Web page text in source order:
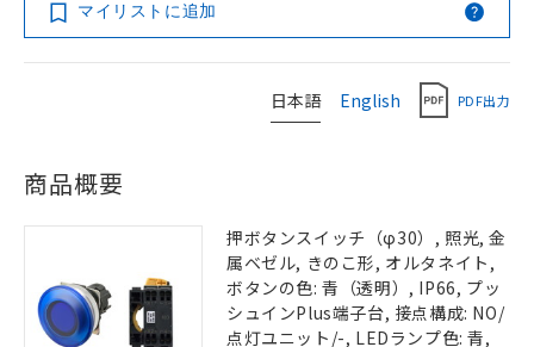
マイリストに追加
日本語 English PDF出力
商品概要
押ボタンスイッチ（φ30）, 照光, 金
属ベゼル, きのこ形, オルタネイト,
ボタンの色: 青（透明）, IP66, プッ
シュインPlus端子台, 接点構成: NO/
点灯ユニット/-, LEDランプ色: 青,